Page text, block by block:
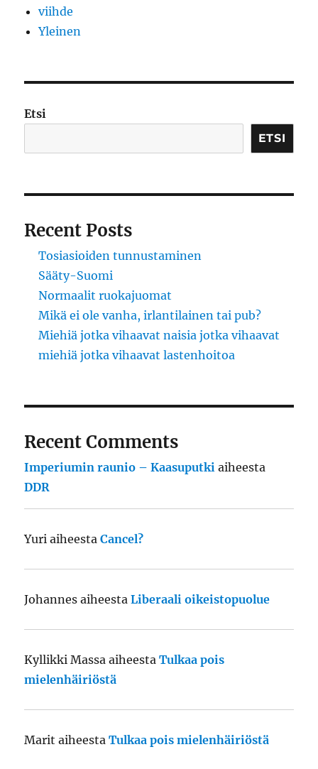
viihde
Yleinen
Etsi
ETSI
Recent Posts
Tosiasioiden tunnustaminen
Sääty-Suomi
Normaalit ruokajuomat
Mikä ei ole vanha, irlantilainen tai pub?
Miehiä jotka vihaavat naisia jotka vihaavat
miehiä jotka vihaavat lastenhoitoa
Recent Comments
Imperiumin raunio – Kaasuputki aiheesta
DDR
Yuri aiheestaCancel?
Johannes aiheestaLiberaali oikeistopuolue
Kyllikki Massa aiheestaTulkaa pois
mielenhäiriöstä
Marit aiheestaTulkaa pois mielenhäiriöstä